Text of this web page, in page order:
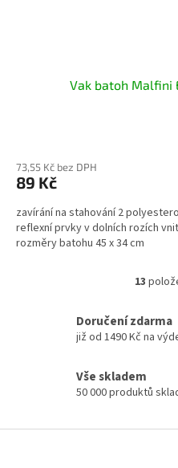
Vak batoh Malfini
73,55 Kč bez DPH
89 Kč
zavírání na stahování 2
reflexní prvky v dolních rozích
rozměry batohu 45 x 34 cm
13
Doručení zdarma
již od 1490 Kč na
Vše skladem
50 000 produktů